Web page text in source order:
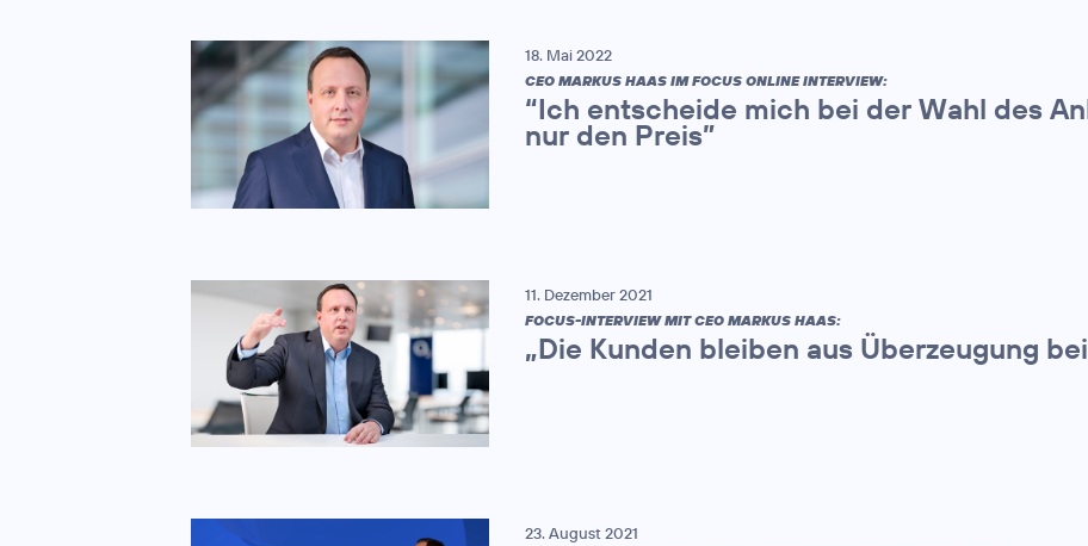
18. Mai 2022
CEO MARKUS HAAS IM FOCUS ONLINE INTERVIEW:
“Ich entscheide mich bei der Wahl des
nur den Preis”
11. Dezember 2021
FOCUS-INTERVIEW MIT CEO MARKUS HAAS:
„Die Kunden bleiben aus Überzeugung
23. August 2021